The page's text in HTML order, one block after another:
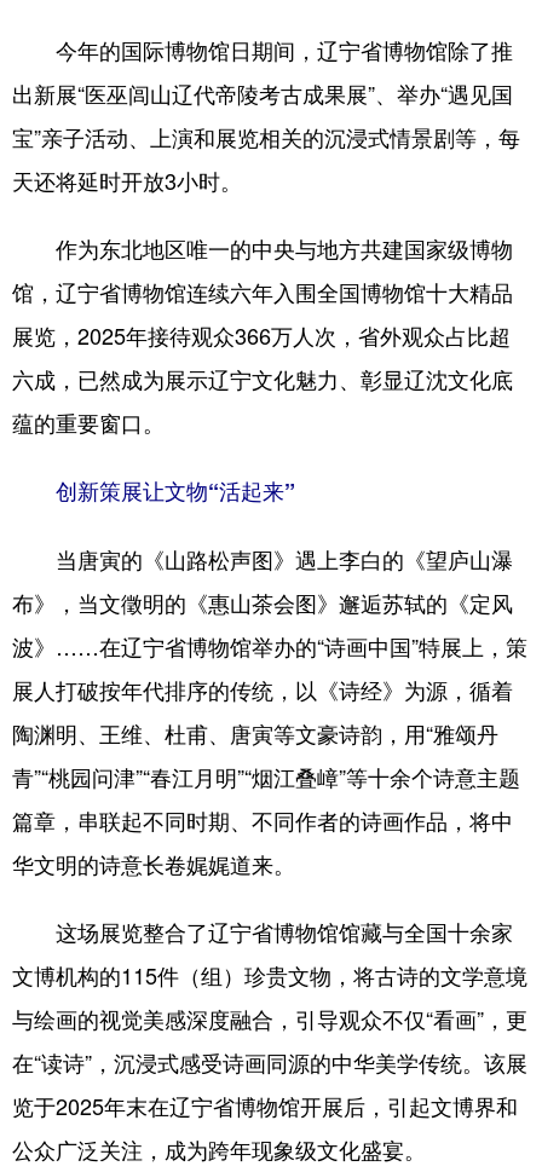
今年的国际博物馆日期间，辽宁省博物馆除了推
出新展“医巫闾山辽代帝陵考古成果展”、举办“遇见国
宝”亲子活动、上演和展览相关的沉浸式情景剧等，每
天还将延时开放3小时。
作为东北地区唯一的中央与地方共建国家级博物
馆，辽宁省博物馆连续六年入围全国博物馆十大精品
展览，2025年接待观众366万人次，省外观众占比超
六成，已然成为展示辽宁文化魅力、彰显辽沈文化底
蕴的重要窗口。
创新策展让文物“活起来”
当唐寅的《山路松声图》遇上李白的《望庐山瀑
布》，当文徵明的《惠山茶会图》邂逅苏轼的《定风
波》……在辽宁省博物馆举办的“诗画中国”特展上，策
展人打破按年代排序的传统，以《诗经》为源，循着
陶渊明、王维、杜甫、唐寅等文豪诗韵，用“雅颂丹
青”“桃园问津”“春江月明”“烟江叠嶂”等十余个诗意主题
篇章，串联起不同时期、不同作者的诗画作品，将中
华文明的诗意长卷娓娓道来。
这场展览整合了辽宁省博物馆馆藏与全国十余家
文博机构的115件（组）珍贵文物，将古诗的文学意境
与绘画的视觉美感深度融合，引导观众不仅“看画”，更
在“读诗”，沉浸式感受诗画同源的中华美学传统。该展
览于2025年末在辽宁省博物馆开展后，引起文博界和
公众广泛关注，成为跨年现象级文化盛宴。